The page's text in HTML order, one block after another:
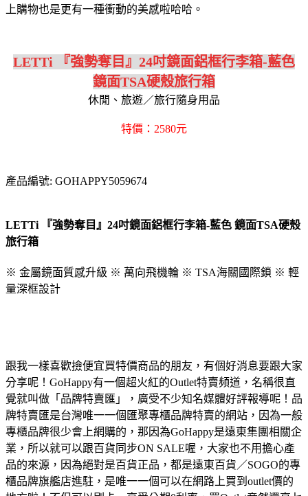
上購物也是更有一種衝動的美感啦哈哈。
LETTi 『強勢奪目』24吋鏡面鋁框行李箱-藍色
鏡面TSA硬殼旅行箱
休閒、旅遊／旅行隨身用品
特價：2580元
產品編號: GOHAPPY5059674
LETTi 『強勢奪目』24吋鏡面鋁框行李箱-藍色 鏡面TSA硬殼
旅行箱
※ 金屬鏡面質感升級 ※ 萬向飛機輪 ※ TSA海關國際鎖 ※ 輕
量深框設計
跟我一樣喜歡撿便宜買特價商品的朋友，有個好消息要跟大家
分享呢！GoHappy有一個超火紅的Outlet特賣頻道，名稱很直
覺就叫做「品牌特賣匯」，廣受不少知名媒體好評報導呢！品
牌特賣匯是台灣唯一一個匯聚專櫃品牌特賣的網站，因為一般
專櫃品牌很少會上網購的，那因為GoHappy是遠東集團相關企
業，所以就可以跟百貨同步ON SALE喔，大家也不用擔心產
品的來源，因為絕對是百貨正品，都是遠東百貨／SOGO的專
櫃品牌旗艦店進駐，是唯一一個可以在網路上買到outlet價的